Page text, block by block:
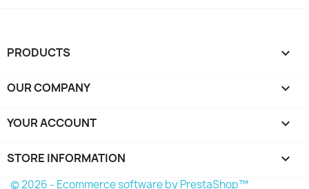
PRODUCTS 
OUR COMPANY 
YOUR ACCOUNT 
STORE INFORMATION keyboard_arrow_down
© 2026 - Ecommerce software by PrestaShop™